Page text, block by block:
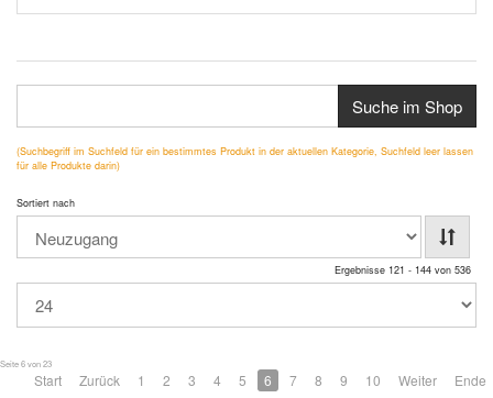
Suche im Shop
(Suchbegriff im Suchfeld für ein bestimmtes Produkt in der aktuellen Kategorie, Suchfeld leer lassen
für alle Produkte darin)
Sortiert nach
Ergebnisse 121 - 144 von 536
Seite 6 von 23
Start Zurück 1 2 3 4 5 6 7 8 9 10 Weiter Ende